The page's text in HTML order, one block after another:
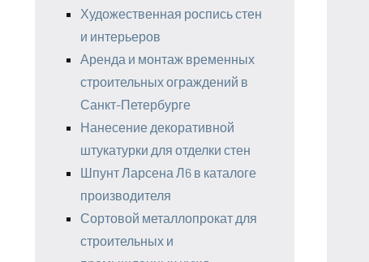
Художественная роспись стен
и интерьеров
Аренда и монтаж временных
строительных ограждений в
Санкт-Петербурге
Нанесение декоративной
штукатурки для отделки стен
Шпунт Ларсена Л6 в каталоге
производителя
Сортовой металлопрокат для
строительных и